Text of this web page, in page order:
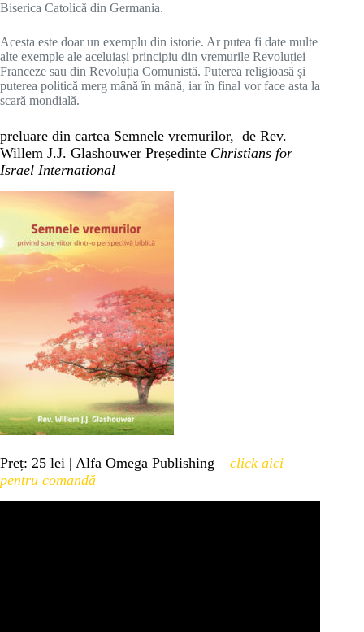
Biserica Catolică din Germania.
Acesta este doar un exemplu din istorie. Ar putea fi date multe
alte exemple ale aceluiași principiu din vremurile Revoluției
Franceze sau din Revoluția Comunistă. Puterea religioasă și
puterea politică merg mână în mână, iar în final vor face asta la
scară mondială.
preluare din cartea Semnele vremurilor, de Rev.
Willem J.J. Glashouwer Președinte Christians for
Israel International
Preț: 25 lei | Alfa Omega Publishing – click aici
pentru comandă